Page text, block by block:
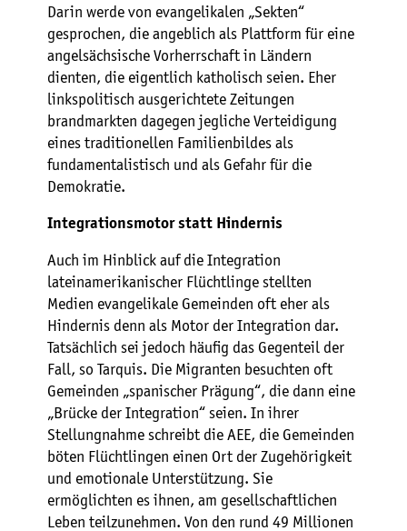
Darin werde von evangelikalen „Sekten“
gesprochen, die angeblich als Plattform für eine
angelsächsische Vorherrschaft in Ländern
dienten, die eigentlich katholisch seien. Eher
linkspolitisch ausgerichtete Zeitungen
brandmarkten dagegen jegliche Verteidigung
eines traditionellen Familienbildes als
fundamentalistisch und als Gefahr für die
Demokratie.
Integrationsmotor statt Hindernis
Auch im Hinblick auf die Integration
lateinamerikanischer Flüchtlinge stellten
Medien evangelikale Gemeinden oft eher als
Hindernis denn als Motor der Integration dar.
Tatsächlich sei jedoch häufig das Gegenteil der
Fall, so Tarquis. Die Migranten besuchten oft
Gemeinden „spanischer Prägung“, die dann eine
„Brücke der Integration“ seien. In ihrer
Stellungnahme schreibt die AEE, die Gemeinden
böten Flüchtlingen einen Ort der Zugehörigkeit
und emotionale Unterstützung. Sie
ermöglichten es ihnen, am gesellschaftlichen
Leben teilzunehmen. Von den rund 49 Millionen